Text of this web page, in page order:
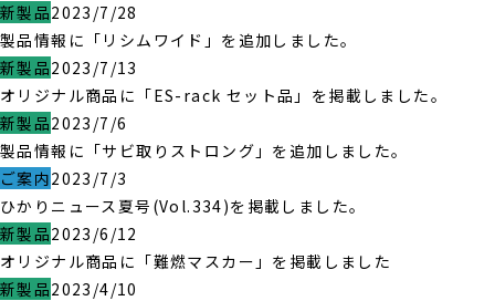
新製品2023/7/28
製品情報に「リシムワイド」を追加しました。
新製品2023/7/13
オリジナル商品に「ES-rack セット品」を掲載しました。
新製品2023/7/6
製品情報に「サビ取りストロング」を追加しました。
ご案内2023/7/3
ひかりニュース夏号(Vol.334)を掲載しました。
新製品2023/6/12
オリジナル商品に「難燃マスカー」を掲載しました
新製品2023/4/10